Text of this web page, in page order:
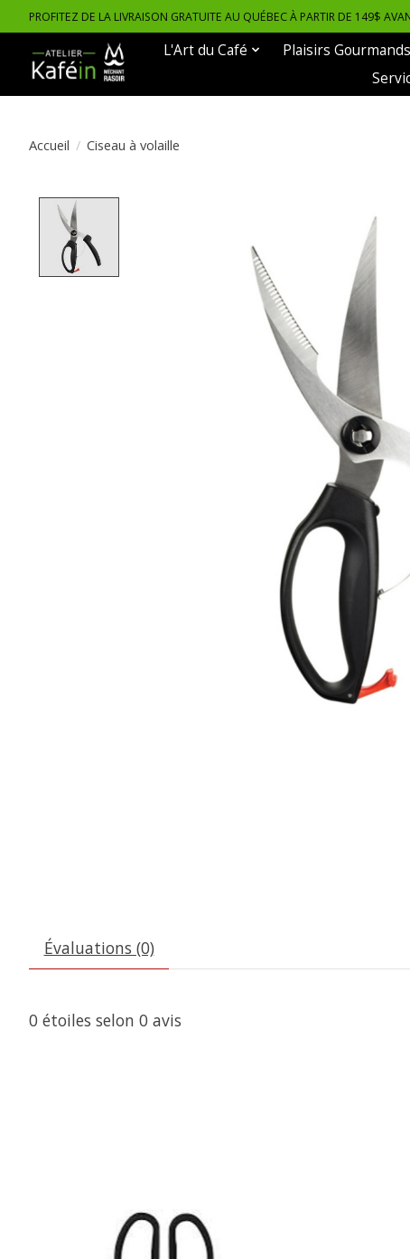
PROFITEZ DE LA LIVRAISON GRATUITE AU QUÉBEC À PARTIR DE 149$
L'Art du Café Plaisirs Gourmands
Accueil / Ciseau à volaille
Évaluations (0)
0 étoiles selon 0 avis
Articles du carrousel de produits